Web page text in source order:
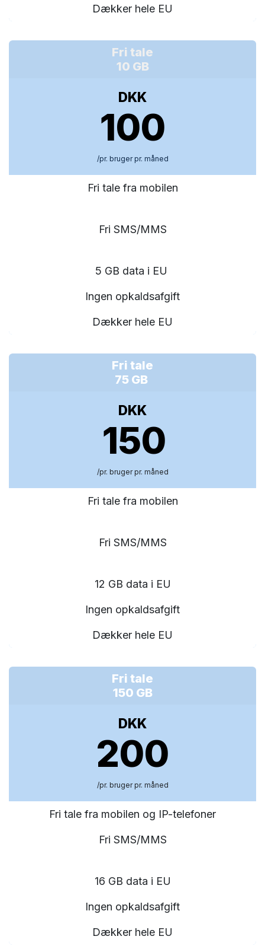
Dækker hele EU
Fri tale
10 GB
DKK
100
/pr. bruger pr. måned
Fri tale fra mobilen
Fri SMS/MMS
5 GB data i EU
Ingen opkaldsafgift
Dækker hele EU
Fri tale
75 GB
DKK
150
/pr. bruger pr. måned
Fri tale fra mobilen
Fri SMS/MMS
12 GB data i EU
Ingen opkaldsafgift
Dækker hele EU
Fri tale
150 GB
DKK
200
/pr. bruger pr. måned
Fri tale fra mobilen og IP-telefoner
Fri SMS/MMS
16 GB data i EU
Ingen opkaldsafgift
Dækker hele EU